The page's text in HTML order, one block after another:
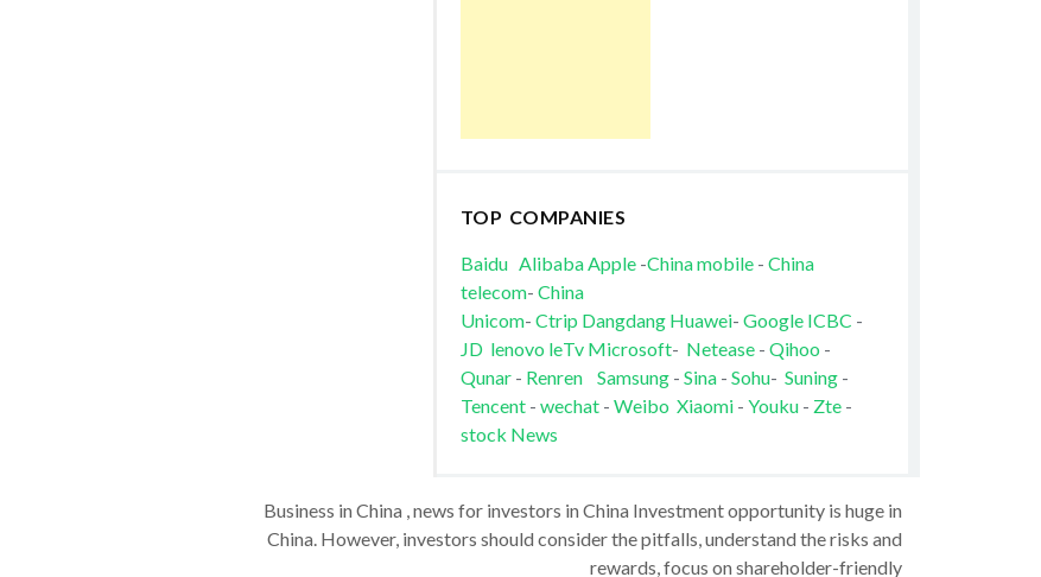
TOP COMPANIES
Baidu AlibabaApple-China mobile- China
telecom- China
Unicom- Ctrip Dangdang Huawei- Google ICBC -
JD lenovo leTv Microsoft- Netease- Qihoo -
Qunar- Renren Samsung- Sina- Sohu- Suning-
Tencent- wechat - Weibo Xiaomi- Youku - Zte-
stock News
Business in China , news for investors in China Investment opportunity is huge in
China. However, investors should consider the pitfalls, understand the risks and
rewards, focus on shareholder-friendly